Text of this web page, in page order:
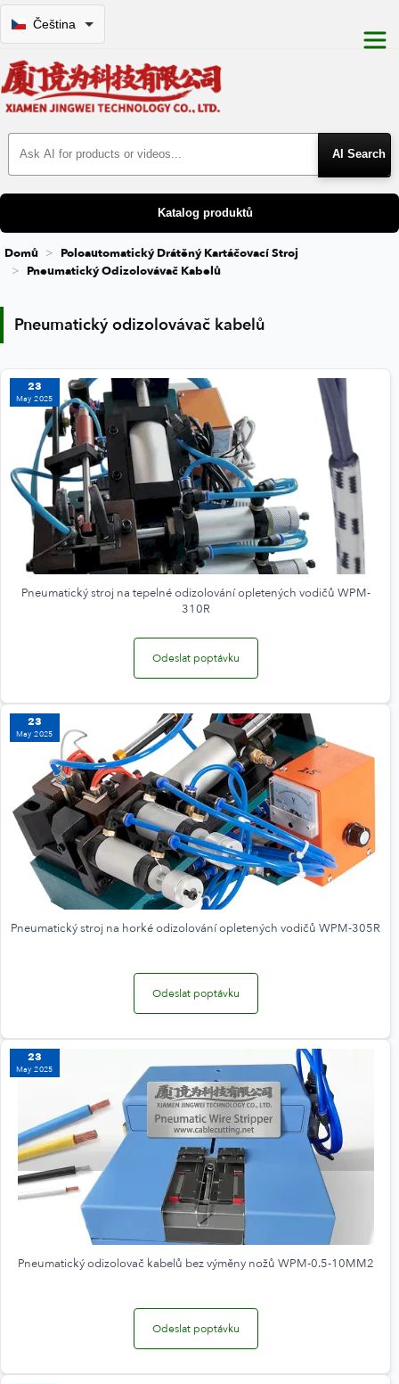
Čeština
Search Products
Katalog produktů
Domů
Poloautomatický Drátěný Kartáčovací Stroj
Pneumatický Odizolovávač Kabelů
Pneumatický odizolovávač kabelů
23
May 2025
Pneumatický stroj na tepelné odizolování opletených vodičů WPM-
310R
Odeslat poptávku
23
May 2025
Pneumatický stroj na horké odizolování opletených vodičů WPM-305R
Odeslat poptávku
23
May 2025
Pneumatický odizolovač kabelů bez výměny nožů WPM-0.5-10MM2
Odeslat poptávku